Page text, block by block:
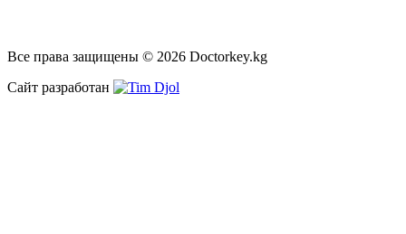
Все права защищены © 2026 Doctorkey.kg
Сайт разработан